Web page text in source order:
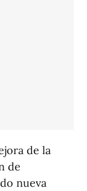
de la
de
nueva